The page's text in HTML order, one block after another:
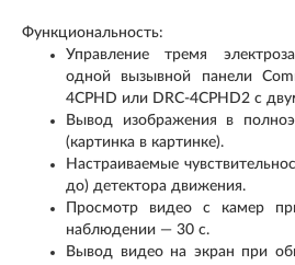
Функциональность:
Управление тремя
одной вызывной панели
4CPHD или DRC-4CPHD2 с
Вывод изображения в
(картинка в картинке).
Настраиваемые
до) детектора движения.
Просмотр видео с камер
наблюдении — 30 с.
Вывод видео на экран при